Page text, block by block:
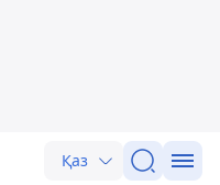
Қаз